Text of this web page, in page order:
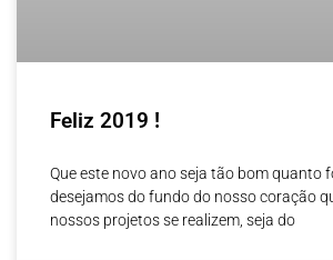
Feliz 2019 !
Que este novo ano seja tão bom quanto
desejamos do fundo do nosso coração
nossos projetos se realizem, seja do